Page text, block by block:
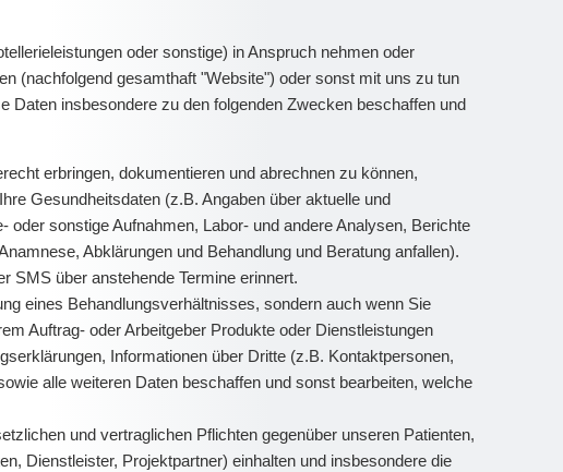
oder sonstige) in Anspruch nehmen oder
(nachfolgend gesamthaft "Website") oder sonst mit uns zu tun
Daten insbesondere zu den folgenden Zwecken beschaffen und
erbringen, dokumentieren und abrechnen zu können,
Gesundheitsdaten (z.B. Angaben über aktuelle und
sonstige Aufnahmen, Labor- und andere Analysen, Berichte
Abklärungen und Behandlung und Beratung anfallen).
SMS über anstehende Termine erinnert.
eines Behandlungsverhältnisses, sondern auch wenn Sie
Auftrag- oder Arbeitgeber Produkte oder Dienstleistungen
Informationen über Dritte (z.B. Kontaktpersonen,
alle weiteren Daten beschaffen und sonst bearbeiten, welche
und vertraglichen Pflichten gegenüber unseren Patienten,
Dienstleister, Projektpartner) einhalten und insbesondere die